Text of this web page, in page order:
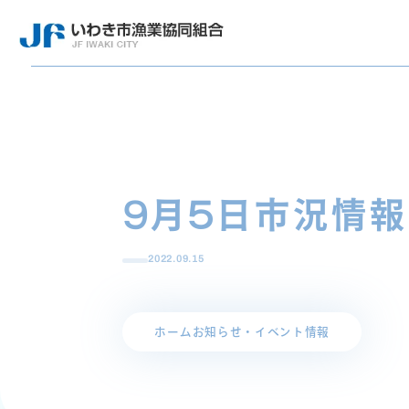
9月5日市況情報
2022.09.15
ホーム お知らせ・イベント情報